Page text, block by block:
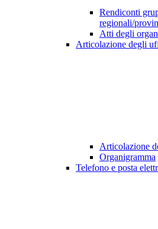
Rendiconti
regionali/
Atti degli
Articolazione degli
Articolazione
Organigramma
Telefono e posta